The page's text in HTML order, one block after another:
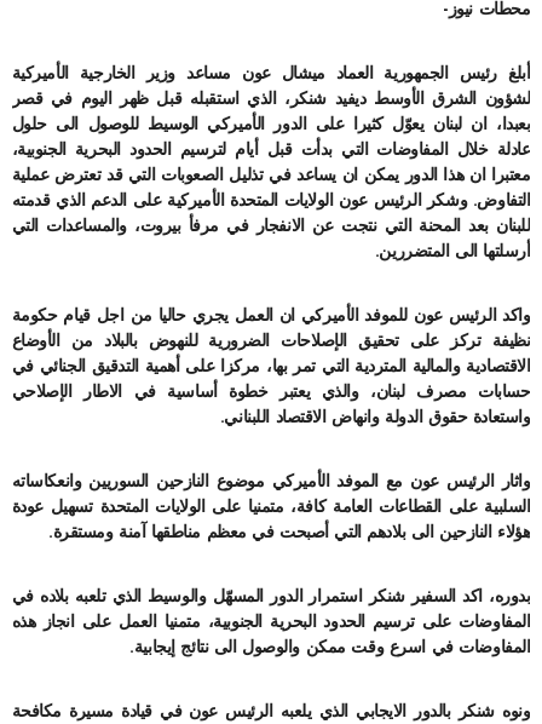
محطات نيوز-
أبلغ رئيس الجمهورية العماد ميشال عون مساعد وزير الخارجية الأميركية
لشؤون الشرق الأوسط ديفيد شنكر، الذي استقبله قبل ظهر اليوم في قصر
بعبدا، ان لبنان يعوّل كثيرا على الدور الأميركي الوسيط للوصول الى حلول
عادلة خلال المفاوضات التي بدأت قبل أيام لترسيم الحدود البحرية الجنوبية،
معتبرا ان هذا الدور يمكن ان يساعد في تذليل الصعوبات التي قد تعترض عملية
التفاوض. وشكر الرئيس عون الولايات المتحدة الأميركية على الدعم الذي قدمته
للبنان بعد المحنة التي نتجت عن الانفجار في مرفأ بيروت، والمساعدات التي
أرسلتها الى المتضررين.
واكد الرئيس عون للموفد الأميركي ان العمل يجري حاليا من اجل قيام حكومة
نظيفة تركز على تحقيق الإصلاحات الضرورية للنهوض بالبلاد من الأوضاع
الاقتصادية والمالية المتردية التي تمر بها، مركزا على أهمية التدقيق الجنائي في
حسابات مصرف لبنان، والذي يعتبر خطوة أساسية في الاطار الإصلاحي
واستعادة حقوق الدولة وانهاض الاقتصاد اللبناني.
واثار الرئيس عون مع الموفد الأميركي موضوع النازحين السوريين وانعكاساته
السلبية على القطاعات العامة كافة، متمنيا على الولايات المتحدة تسهيل عودة
هؤلاء النازحين الى بلادهم التي أصبحت في معظم مناطقها آمنة ومستقرة.
بدوره، اكد السفير شنكر استمرار الدور المسهّل والوسيط الذي تلعبه بلاده في
المفاوضات على ترسيم الحدود البحرية الجنوبية، متمنيا العمل على انجاز هذه
المفاوضات في اسرع وقت ممكن والوصول الى نتائج إيجابية.
ونوه شنكر بالدور الايجابي الذي يلعبه الرئيس عون في قيادة مسيرة مكافحة